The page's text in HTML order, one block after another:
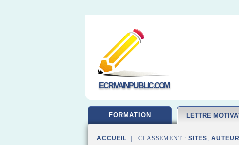
ECRIVAINPUBLIC.COM
FORMATION LETTRE
ACCUEIL | CLASSEMENT : SITES,